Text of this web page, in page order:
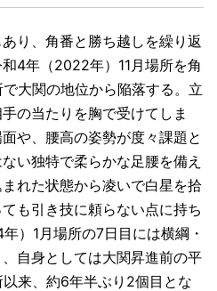
り、角番と勝ち越しを繰り返
4年（2022年）11月場所を角
大関の地位から陥落する。立
の当たりを胸で受けてしま
や、腰高の姿勢が度々課題と
い独特で柔らかな足腰を備え
れた状態から凌いで白星を拾
も引き技に頼らない点に持ち
）1月場所の7日目には横綱・
自身としては大関昇進前の平
来、約6年半ぶり2個目とな